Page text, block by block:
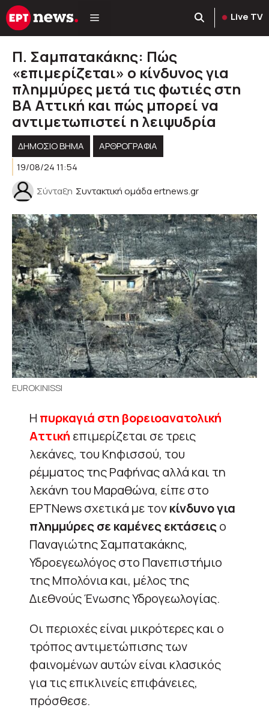
Μετάβαση
σε
Live TV
Π. Σαμπατακάκης: Πώς
«επιμερίζεται» ο κίνδυνος για
πλημμύρες μετά τις φωτιές στη
ΒΑ Αττική και πώς μπορεί να
αντιμετωπιστεί η λειψυδρία
ΔΗΜΟΣΙΟ ΒΗΜΑ
ΑΡΘΡΟΓΡΑΦΊΑ
19/08/24 11:54
Σύνταξη Συντακτική ομάδα ertnews.gr
EUROKINISSI
Η πυρκαγιά στη βορειοανατολική
Αττική επιμερίζεται σε τρεις
λεκάνες, του Κηφισσού, του
ρέμματος της Ραφήνας αλλά και τη
λεκάνη του Μαραθώνα, είπε στο
ΕΡΤΝews σχετικά με τονκίνδυνο για
πλημμύρες σε καμένες εκτάσειςο
Παναγιώτης Σαμπατακάκης,
Υδροεγεωλόγος στο Πανεπιστήμιο
της Μπολόνια και, μέλος της
Διεθνούς Ένωσης Υδρογεωλογίας.
Οι περιοχές είναι μικρότερες και ο
τρόπος αντιμετώπισης των
φαινομένων αυτών είναι κλασικός
για τις επικλινείς επιφάνειες,
πρόσθεσε.